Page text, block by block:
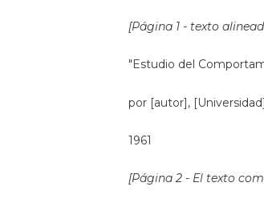
[Página 1 - texto
"Estudio del
por [autor], [Universidad]
1961
[Página 2 - El texto